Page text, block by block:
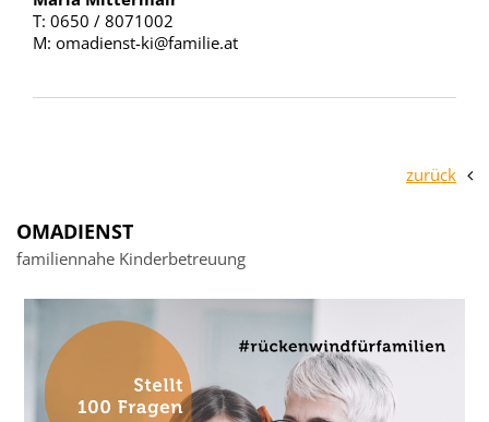
T: 0650 / 8071002
M: omadienst-ki@familie.at
zurück
OMADIENST
familiennahe Kinderbetreuung